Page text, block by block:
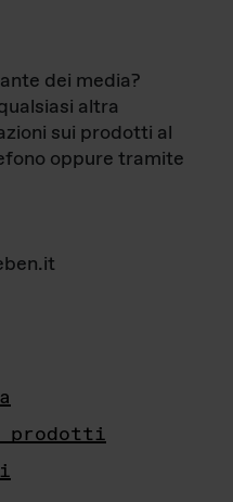
dei media?
altra
sui prodotti al
oppure tramite
prodotti